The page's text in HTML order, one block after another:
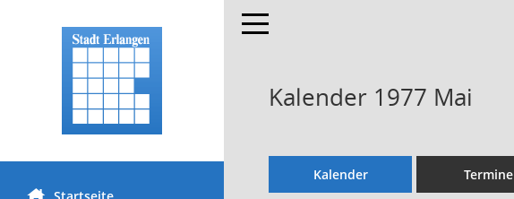
Toggle navigation
Kalender 1977 Mai
Kalender Termine